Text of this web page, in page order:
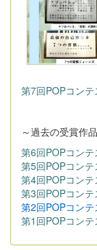
第7回POPコン
～過去の受賞作
第6回POPコン
第5回POPコン
第4回POPコン
第3回POPコン
第2回POPコン
第1回POPコン